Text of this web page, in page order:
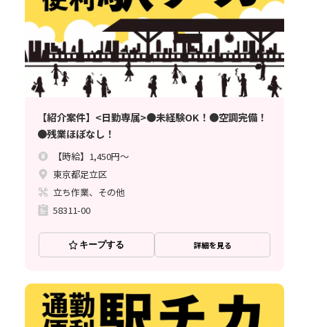
【紹介案件】<日勤専属>●未経験OK！●空調完備！
●残業ほぼなし！
【時給】1,450円～
東京都足立区
立ち作業、その他
58311-00
キープする 詳細を見る